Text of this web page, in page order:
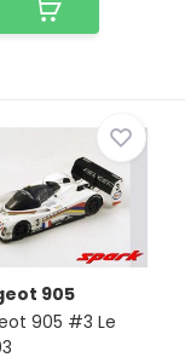
905
905 #3 Le